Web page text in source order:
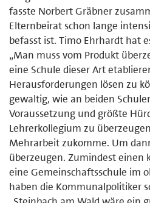
fasste Norbert Gräbner
Elternbeirat schon lange
befasst ist. Timo Ehrhardt hat
„Man muss vom Produkt
eine Schule dieser Art
Herausforderungen lösen zu
gewaltig, wie an beiden
Voraussetzung und größte
Lehrerkollegium zu
Mehrarbeit zukomme. Um
überzeugen. Zumindest einen
eine Gemeinschaftsschule im
haben die Kommunalpolitiker